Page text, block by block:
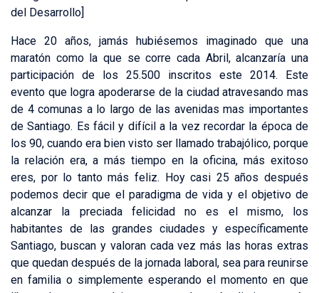
del Desarrollo]
Hace 20 años, jamás hubiésemos imaginado que una
maratón como la que se corre cada Abril, alcanzaría una
participación de los 25.500 inscritos este 2014. Este
evento que logra apoderarse de la ciudad atravesando mas
de 4 comunas a lo largo de las avenidas mas importantes
de Santiago. Es fácil y difícil a la vez recordar la época de
los 90, cuando era bien visto ser llamado trabajólico, porque
la relación era, a más tiempo en la oficina, más exitoso
eres, por lo tanto más feliz. Hoy casi 25 años después
podemos decir que el paradigma de vida y el objetivo de
alcanzar la preciada felicidad no es el mismo, los
habitantes de las grandes ciudades y específicamente
Santiago, buscan y valoran cada vez más las horas extras
que quedan después de la jornada laboral, sea para reunirse
en familia o simplemente esperando el momento en que